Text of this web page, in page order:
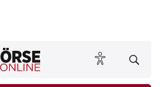
BÖRSE ONLINE lesen